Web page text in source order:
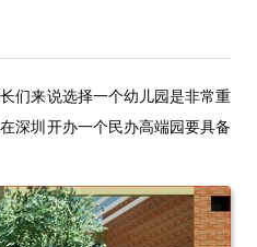
们来说选择一个幼儿园是非常重
深圳开办一个民办高端园要具备